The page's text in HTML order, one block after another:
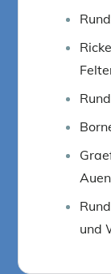
und